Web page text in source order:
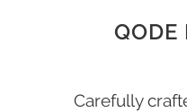
QODE
Carefully